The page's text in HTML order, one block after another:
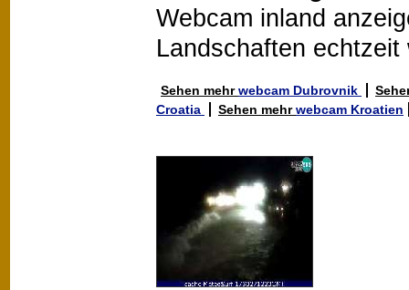
Webcam inland
Landschaften echtzeit
Sehen mehrwebcam Dubrovnik
Croatia
Sehen mehrwebcam Kroatien